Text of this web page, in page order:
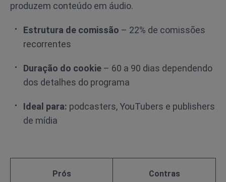
produzem conteúdo em áudio.
Estrutura de comissão – 22% de comissões
recorrentes
Duração do cookie – 60 a 90 dias dependendo
dos detalhes do programa
Ideal para: podcasters, YouTubers e publishers
de mídia
Prós Contras